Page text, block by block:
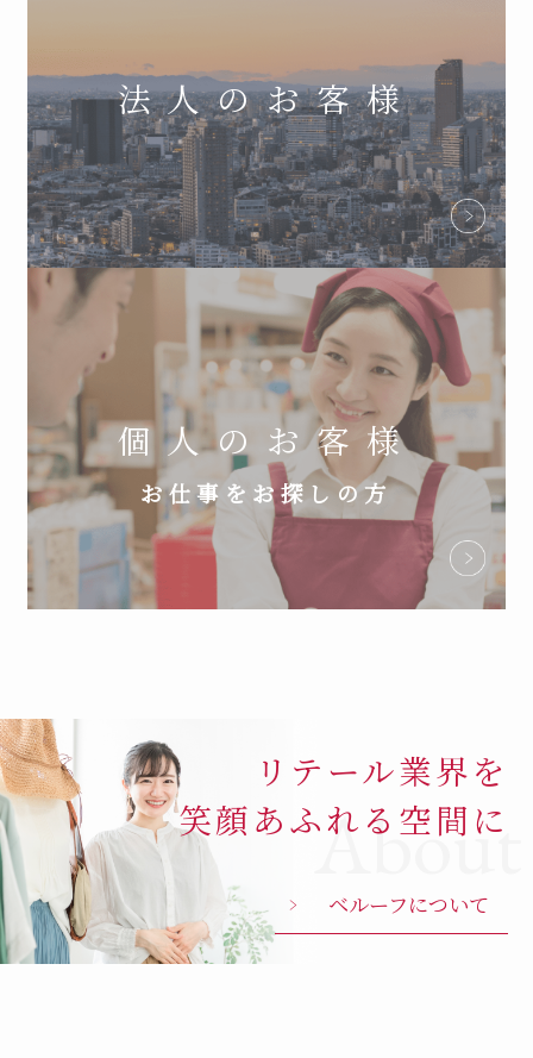
法人のお客様
個人のお客様
お仕事をお探しの方
リテール業界を
笑顔あふれる空間に
About
ベルーフについて